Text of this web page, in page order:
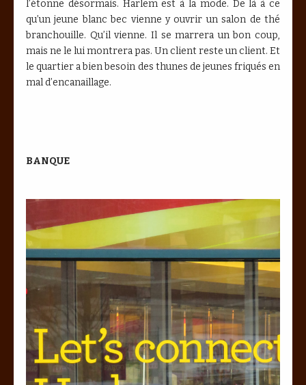
l’étonne désormais. Harlem est à la mode. De là à ce
qu’un jeune blanc bec vienne y ouvrir un salon de thé
branchouille. Qu’il vienne. Il se marrera un bon coup,
mais ne le lui montrera pas. Un client reste un client. Et
le quartier a bien besoin des thunes de jeunes friqués en
mal d’encanaillage.
BANQUE